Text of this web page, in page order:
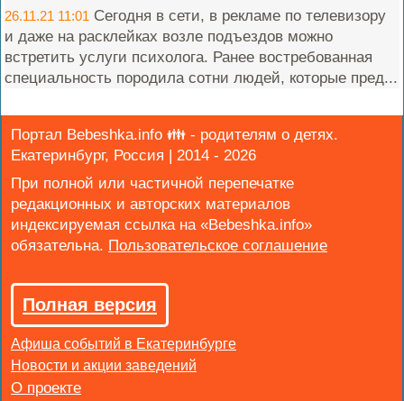
26.11.21 11:01 Сегодня в сети, в рекламе по телевизору
и даже на расклейках возле подъездов можно
встретить услуги психолога. Ранее востребованная
специальность породила сотни людей, которые пред...
Портал Bebeshka.info 👪 - родителям о детях.
Екатеринбург, Россия | 2014 - 2026
При полной или частичной перепечатке
редакционных и авторских материалов
индексируемая ссылка на «Bebeshka.info»
обязательна.
Полная версия
Афиша событий в Екатеринбурге
Новости и акции заведений